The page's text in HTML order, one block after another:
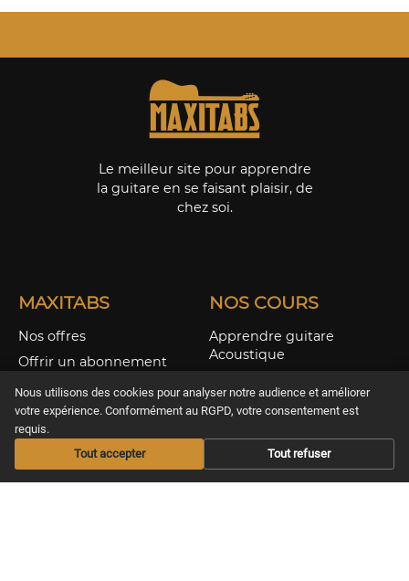
Le meilleur site pour apprendre
la guitare en se faisant plaisir, de
chez soi.
MAXITABS
Nos offres
Offrir un abonnement
Les Infos musicales
Aide / FAQS
CGV & Confidentialité
NOS COURS
Apprendre guitare
Acoustique
Electrique
Nos Cours Live
Nos Partitions
Nous utilisons des cookies pour analyser notre audience et améliorer
votre expérience. Conformément au RGPD, votre consentement est
requis.
Tout accepter
Tout refuser